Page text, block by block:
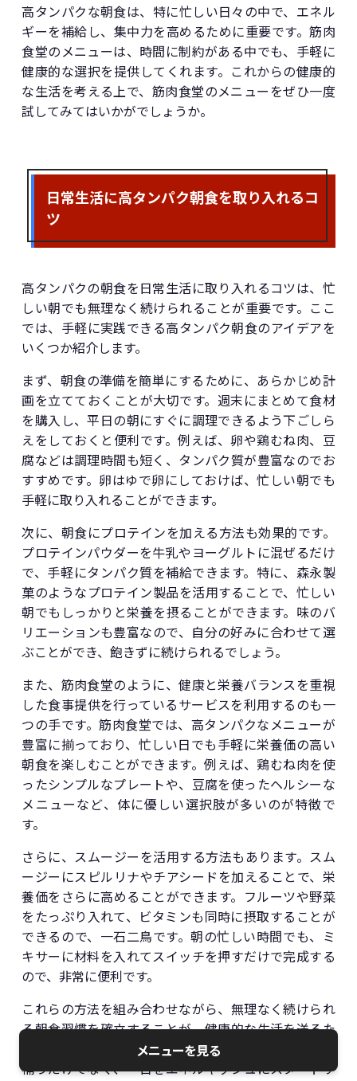
高タンパクな朝食は、特に忙しい日々の中で、エネル
ギーを補給し、集中力を高めるために重要です。筋肉
食堂のメニューは、時間に制約がある中でも、手軽に
健康的な選択を提供してくれます。これからの健康的
な生活を考える上で、筋肉食堂のメニューをぜひ一度
試してみてはいかがでしょうか。
日常生活に高タンパク朝食を取り入れるコ
ツ
高タンパクの朝食を日常生活に取り入れるコツは、忙
しい朝でも無理なく続けられることが重要です。ここ
では、手軽に実践できる高タンパク朝食のアイデアを
いくつか紹介します。
まず、朝食の準備を簡単にするために、あらかじめ計
画を立てておくことが大切です。週末にまとめて食材
を購入し、平日の朝にすぐに調理できるよう下ごしら
えをしておくと便利です。例えば、卵や鶏むね肉、豆
腐などは調理時間も短く、タンパク質が豊富なのでお
すすめです。卵はゆで卵にしておけば、忙しい朝でも
手軽に取り入れることができます。
次に、朝食にプロテインを加える方法も効果的です。
プロテインパウダーを牛乳やヨーグルトに混ぜるだけ
で、手軽にタンパク質を補給できます。特に、森永製
菓のようなプロテイン製品を活用することで、忙しい
朝でもしっかりと栄養を摂ることができます。味のバ
リエーションも豊富なので、自分の好みに合わせて選
ぶことができ、飽きずに続けられるでしょう。
また、筋肉食堂のように、健康と栄養バランスを重視
した食事提供を行っているサービスを利用するのも一
つの手です。筋肉食堂では、高タンパクなメニューが
豊富に揃っており、忙しい日でも手軽に栄養価の高い
朝食を楽しむことができます。例えば、鶏むね肉を使
ったシンプルなプレートや、豆腐を使ったヘルシーな
メニューなど、体に優しい選択肢が多いのが特徴で
す。
さらに、スムージーを活用する方法もあります。スム
ージーにスピルリナやチアシードを加えることで、栄
養価をさらに高めることができます。フルーツや野菜
をたっぷり入れて、ビタミンも同時に摂取することが
できるので、一石二鳥です。朝の忙しい時間でも、ミ
キサーに材料を入れてスイッチを押すだけで完成する
ので、非常に便利です。
これらの方法を組み合わせながら、無理なく続けられ
る朝食習慣を確立することが、健康的な生活を送るた
めの鍵となります。高タンパクな朝食は、ただ栄養を
補うだけでなく、一日をエネルギッシュにスタートす
メニューを見る